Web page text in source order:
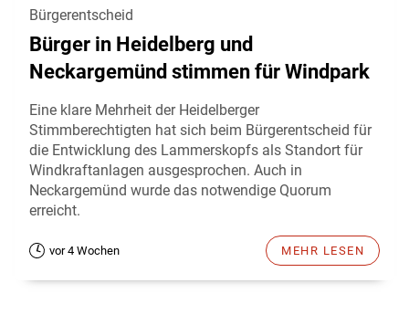
Bürgerentscheid
Bürger in Heidelberg und
Neckargemünd stimmen für Windpark
Eine klare Mehrheit der Heidelberger
Stimmberechtigten hat sich beim Bürgerentscheid für
die Entwicklung des Lammerskopfs als Standort für
Windkraftanlagen ausgesprochen. Auch in
Neckargemünd wurde das notwendige Quorum
erreicht.
vor 4 Wochen MEHR LESEN